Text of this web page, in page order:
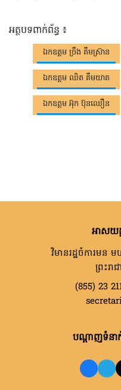
អត្ថបទពាក់ព័ន្ធ ៖
ឯកឧត្តម ច្រឹង គឹមស្រ៊ាន
ឯកឧត្តម ឈិត គឹមយាត
ឯកឧត្តម អ៊ុក ប៊ុនឈឿន
អាសយ
វិមានរដ្ឋចំការមន ម
ព្រះរា
(855) 23
បណ្តាញទំនា